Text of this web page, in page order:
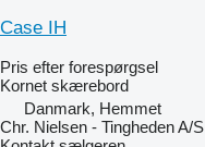
Case IH
Pris efter forespørgsel
Kornet skærebord
Danmark, Hemmet
Chr. Nielsen - Tingheden A/S